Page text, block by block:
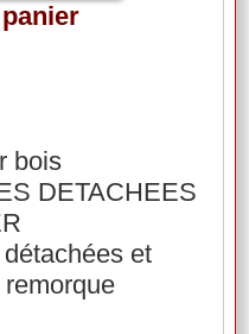
bois
DETACHEES
et